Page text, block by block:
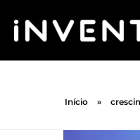
Início »